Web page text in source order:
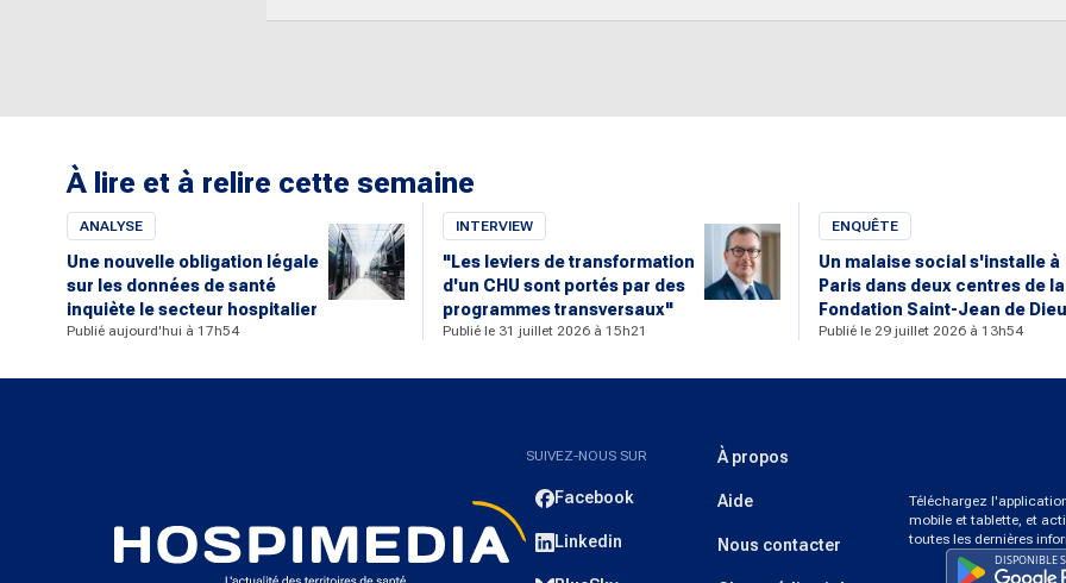
À lire et à relire cette semaine
ANALYSE
Une nouvelle obligation légale
sur les données de santé
inquiète le secteur hospitalier
Publié aujourd'hui à 17h54
INTERVIEW
"Les leviers de transformation
d'un CHU sont portés par des
programmes transversaux"
Publié le 31 juillet 2026 à 15h21
ENQUÊTE
Un malaise social s'installe à
Paris dans deux centres de la
Fondation Saint-Jean de Dieu
Publié le 29 juillet 2026 à 13h54
SUIVEZ-NOUS SUR
Facebook
Linkedin
À propos
Aide
Nous contacter
Téléchargez
mobile et tablette, et
toutes les dernières